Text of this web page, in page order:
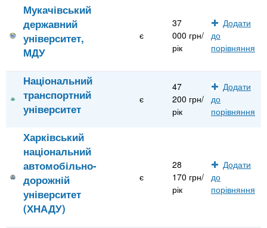
Мукачівський
державний
університет,
МДУ
є
37
000 грн/
рік
Додати
до
порівняння
Національний
транспортний
університет
є
47
200 грн/
рік
Додати
до
порівняння
Харківський
національний
автомобільно-
дорожній
університет
(ХНАДУ)
є
28
170 грн/
рік
Додати
до
порівняння